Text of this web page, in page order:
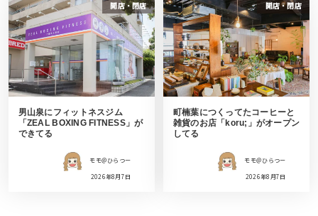
開店・閉店
男山泉にフィットネスジム
「ZEAL BOXING FITNESS」が
できてる
モモ＠ひらつー
2026年8月7日
開店・閉店
町楠葉につくってたコーヒーと
雑貨のお店「koru;」がオープン
してる
モモ＠ひらつー
2026年8月7日